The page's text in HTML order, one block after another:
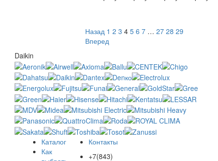
Назад 1 2 3 4 5 6 7 … 27 28 29
Вперед
Daikin
Каталог
Как
Контакты
+7(843)